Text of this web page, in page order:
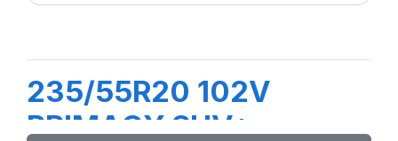
235/55R20 102V
PRIMACY SUV+